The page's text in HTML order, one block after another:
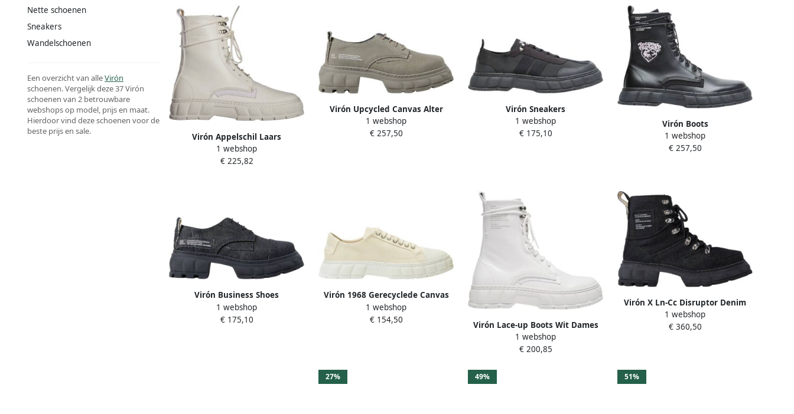
Nette schoenen
Sneakers
Wandelschoenen
Een overzicht van alleVirón
schoenen. Vergelijk deze 37 Virón
schoenen van 2 betrouwbare
webshops op model, prijs en maat.
Hierdoor vind deze schoenen voor de
beste prijs en sale.
Virón Appelschil Laars
1 webshop
€ 225,82
Virón Upcycled Canvas Alter
Schoenen
1 webshop
€ 257,50
Virón Sneakers
1 webshop
€ 175,10
Virón Boots
1 webshop
€ 257,50
Virón Business Shoes
1 webshop
€ 175,10
Virón 1968 Gerecyclede Canvas
Sneakers Beige Unisex
1 webshop
€ 154,50
Virón Lace-up Boots Wit Dames
1 webshop
€ 200,85
Virón X Ln-Cc Disruptor Denim
Boots Blauw Unisex
1 webshop
€ 360,50
27% 49% 51%